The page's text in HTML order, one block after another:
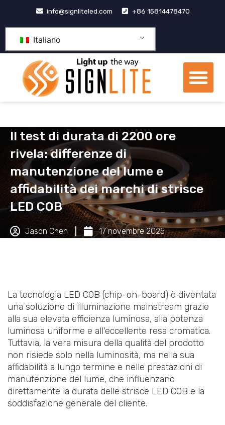
contenuto
info@signliteled.com +86 15814478470
Italiano
Il test di durata di 2200 ore
rivela: differenze di
manutenzione del lume e
affidabilità dei marchi di strisce
LED COB
Jason Chen 17 novembre 2025
La tecnologia LED COB (chip-on-board) è diventata
una soluzione di illuminazione mainstream grazie
alla sua elevata efficienza luminosa, alla potenza
luminosa uniforme e all'eccellente resa cromatica.
Tuttavia, la vera misura della qualità del prodotto
non risiede solo nella luminosità, ma nella sua
affidabilità a lungo termine e nelle prestazioni di
manutenzione del lume, che influenzano
direttamente la durata delle strisce LED COB e la
soddisfazione generale del cliente.